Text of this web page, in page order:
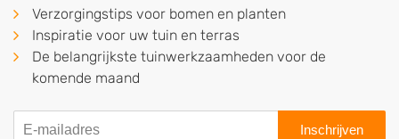
Verzorgingstips voor bomen en planten
Inspiratie voor uw tuin en terras
De belangrijkste tuinwerkzaamheden voor de
komende maand
Inschrijven